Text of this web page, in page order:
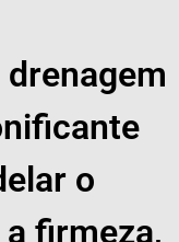
o
firmeza,